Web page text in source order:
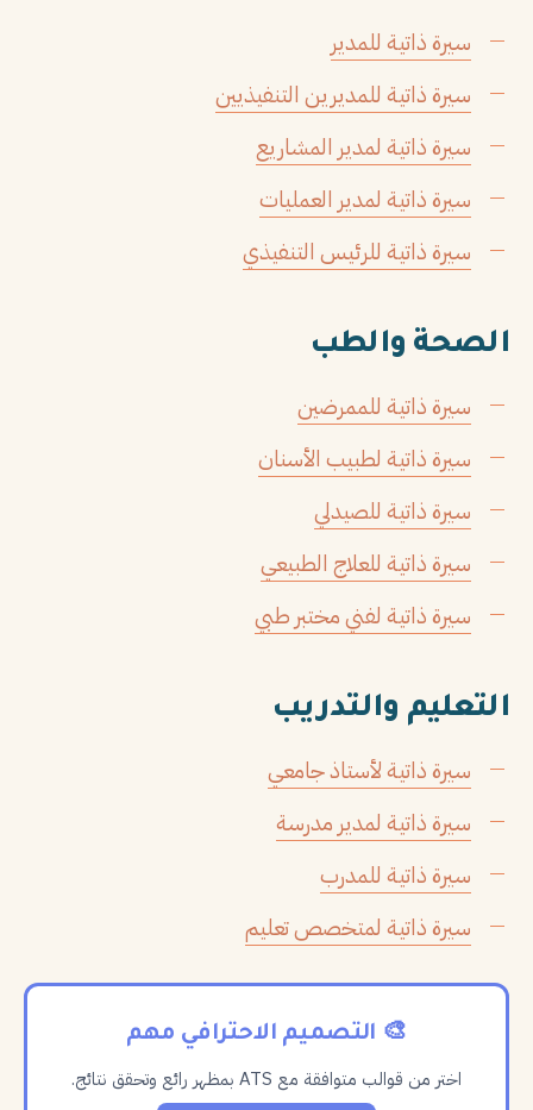
سيرة ذاتية للمدير
سيرة ذاتية للمديرين التنفيذيين
سيرة ذاتية لمدير المشاريع
سيرة ذاتية لمدير العمليات
سيرة ذاتية للرئيس التنفيذي
الصحة والطب
سيرة ذاتية للممرضين
سيرة ذاتية لطبيب الأسنان
سيرة ذاتية للصيدلي
سيرة ذاتية للعلاج الطبيعي
سيرة ذاتية لفني مختبر طبي
التعليم والتدريب
سيرة ذاتية لأستاذ جامعي
سيرة ذاتية لمدير مدرسة
سيرة ذاتية للمدرب
سيرة ذاتية لمتخصص تعليم
🎨 التصميم الاحترافي مهم
اختر من قوالب متوافقة مع ATS بمظهر رائع وتحقق نتائج.